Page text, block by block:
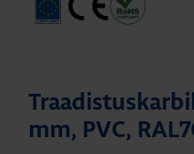
mm, PVC,